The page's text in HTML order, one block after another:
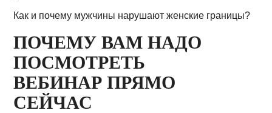
Как и почему мужчины нарушают женские границы?
ПОЧЕМУ ВАМ НАДО
ПОСМОТРЕТЬ
ВЕБИНАР ПРЯМО
СЕЙЧАС